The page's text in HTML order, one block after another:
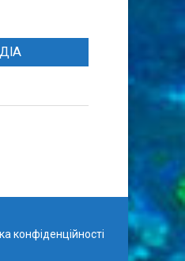
конфіденційності